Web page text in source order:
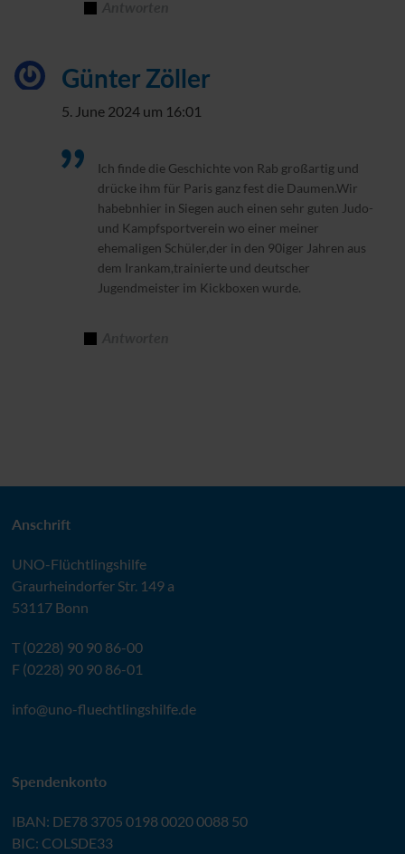
Günter Zöller
5. June 2024 um 16:01
Ich finde die Geschichte von Rab großartig und
drücke ihm für Paris ganz fest die Daumen.Wir
habebnhier in Siegen auch einen sehr guten Judo-
und Kampfsportverein wo einer meiner
ehemaligen Schüler,der in den 90iger Jahren aus
dem Irankam,trainierte und deutscher
Jugendmeister im Kickboxen wurde.
Anschrift
UNO-Flüchtlingshilfe
Graurheindorfer Str. 149 a
53117 Bonn
T (0228) 90 90 86-00
F (0228) 90 90 86-01
info@uno-fluechtlingshilfe.de
Spendenkonto
IBAN: DE78 3705 0198 0020 0088 50
BIC: COLSDE33